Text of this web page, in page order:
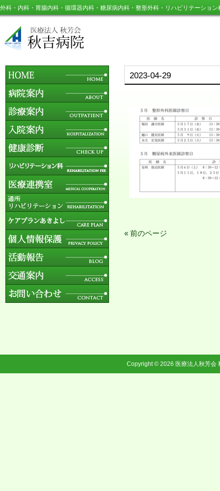
外科・内科・胃腸内科・循環器内科・糖尿病内科・整形外科・リハビリテーション
2023-04-29
« 前のページ
Copyright © 2026 医療法人秋芳会